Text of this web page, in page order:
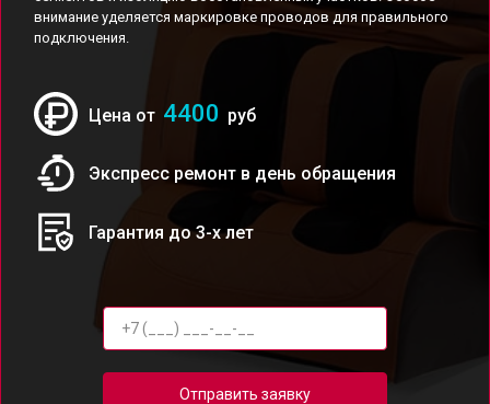
внимание уделяется маркировке проводов для правильного
подключения.
Цена от 4400 руб
Экспресс ремонт в день обращения
Гарантия до 3-х лет
Отправить заявку